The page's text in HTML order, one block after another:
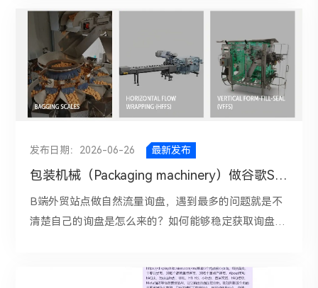
SEO重要考核指标，认为只要网站访客越来越多，询盘
自然会随之增加。SEO解决的是“让用户找到你”，而询
盘解决的是“让目标客户信任你、联系你、选择你”。如
果这中间的链路出现偏差，流量再高，也很难转化成询
盘。 一、外贸网站自然流量增长的可能只是“无效流
量”为了更快获取搜索流量，会大量布局行业知识、科
普类文章、常见问题解答，甚至去覆盖一些搜索量很大
的泛词。从SEO角度看，这些内容确实更容易获得排
名，也更容易带来自然点击；但问题在于，搜索这些词
的人未必是你的目标客户。举个例子，如果你做的是工
业设备出口，而网站的主要流量却来自“设备工作原理”
同行或低意向用户。他们可能会浏览页面，但并没有明
发布日期：2026-06-26 最新发布
包装机械（Packaging machinery）做谷歌SEO18个月， 月均询盘150+是怎么做的？
B端外贸站点做自然流量询盘，遇到最多的问题就是不
清楚自己的询盘是怎么来的？如何能够稳定获取询盘增
划，做到哪里算哪里。招一个同事报名去外面学习下跟